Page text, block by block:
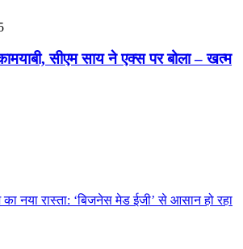
सीएम साय ने एक्स पर बोला – खत्म
नया रास्ता: ‘बिजनेस मेड ईजी’ से आसान हो रहा